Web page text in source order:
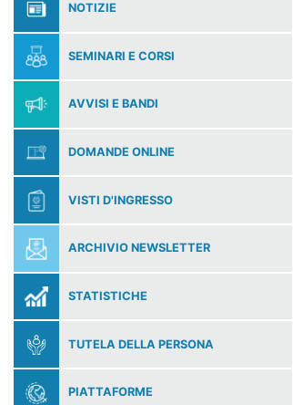
NOTIZIE
SEMINARI E CORSI
AVVISI E BANDI
DOMANDE ONLINE
VISTI D'INGRESSO
ARCHIVIO NEWSLETTER
STATISTICHE
TUTELA DELLA PERSONA
PIATTAFORME